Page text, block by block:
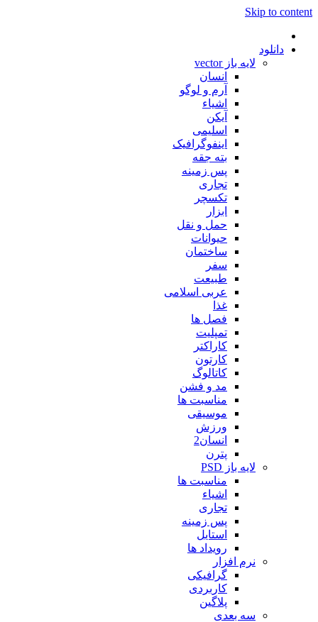
Skip to content
دانلود
لایه باز vector
انسان
آرم و لوگو
اشیاء
آیکن
اسلیمی
اینفوگرافیک
بته جقه
پس زمینه
تجاری
تکسچر
ابزار
حمل و نقل
حیوانات
ساختمان
سفر
طبیعت
عربی اسلامی
غذا
فصل ها
تمپلیت
کاراکتر
کارتون
کاتالوگ
مد و فشن
مناسبت ها
موسیقی
ورزش
انسان2
پترن
لایه باز PSD
مناسبت ها
اشیاء
تجاری
پس زمینه
استایل
رویداد ها
نرم افزار
گرافیکی
کاربردی
پلاگین
سه بعدی